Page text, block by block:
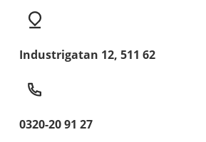
Industrigatan 12, 511 62
0320-20 91 27